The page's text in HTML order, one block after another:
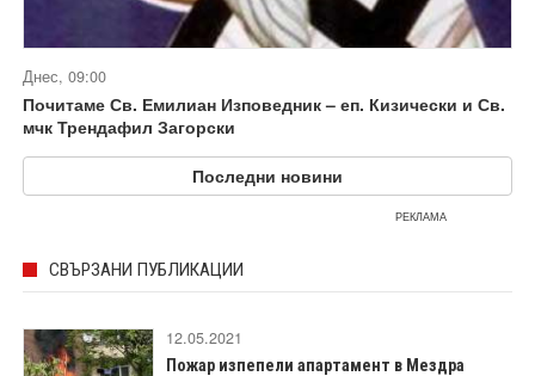
Днес, 09:00
Почитаме Св. Емилиан Изповедник – еп. Кизически и Св.
мчк Трендафил Загорски
Последни новини
РЕКЛАМА
СВЪРЗАНИ ПУБЛИКАЦИИ
12.05.2021
Пожар изпепели апартамент в Мездра